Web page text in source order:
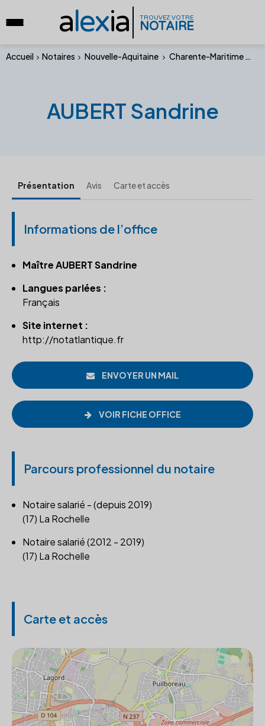
alexia TROUVEZ VOTRE
NOTAIRE
Accueil Notaires Nouvelle-Aquitaine Charente-Maritime
AUBERT Sandrine
Présentation Avis Carte et accès
Informations de l’office
Maître AUBERT Sandrine
Langues parlées :
Français
Site internet :
http://notatlantique.fr
ENVOYER UN MAIL
VOIR FICHE OFFICE
Parcours professionnel du notaire
Notaire salarié - (depuis 2019)
(17) La Rochelle
Notaire salarié (2012 - 2019)
(17) La Rochelle
Carte et accès